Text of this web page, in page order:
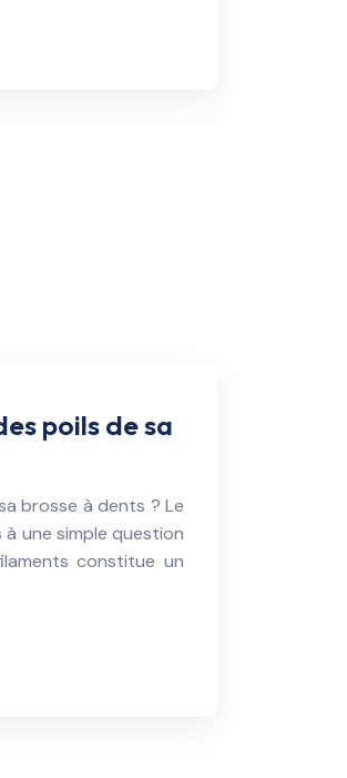
poils de sa
brosse à dents ? Le
une simple question
constitue un